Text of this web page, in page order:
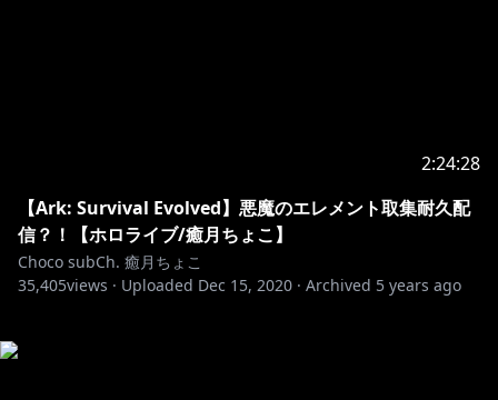
2:24:28
【Ark: Survival Evolved】悪魔のエレメント取集耐久配
信？！【ホロライブ/癒月ちょこ】
Choco subCh. 癒月ちょこ
35,405views · Uploaded Dec 15, 2020 · Archived 5 years ago